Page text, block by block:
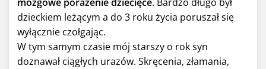
dzieckiem leżącym a do 3 roku życia poruszał się
wyłącznie czołgając.
W tym samym czasie mój starszy o rok syn
doznawał ciągłych urazów. Skręcenia, złamania,